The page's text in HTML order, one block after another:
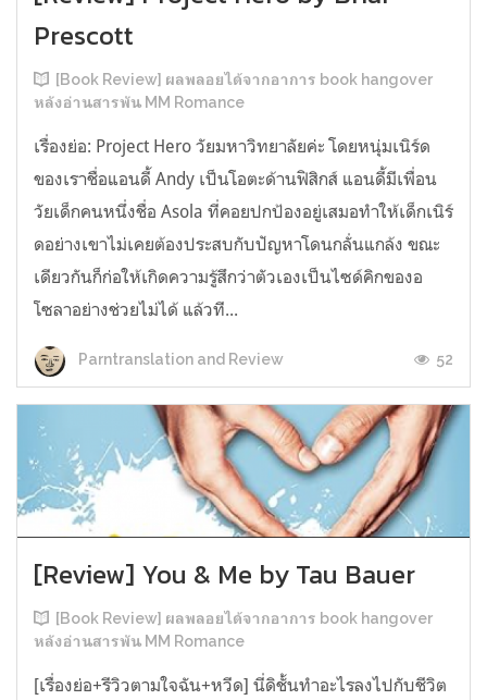
Prescott
[Book Review] ผลพลอยได้จากอาการ book hangover
หลังอ่านสารพัน MM Romance
เรื่องย่อ: Project Hero วัยมหาวิทยาลัยค่ะ โดยหนุ่มเนิร์ด
ของเราชื่อแอนดี้ Andy เป็นโอตะด้านฟิสิกส์ แอนดี้มีเพื่อน
วัยเด็กคนหนึ่งชื่อ Asola ที่คอยปกป้องอยู่เสมอทำให้เด็กเนิร์
ดอย่างเขาไม่เคยต้องประสบกับปัญหาโดนกลั่นแกล้ง ขณะ
เดียวกันก็ก่อให้เกิดความรู้สึกว่าตัวเองเป็นไซด์คิกของอ
โซลาอย่างช่วยไม่ได้ แล้วที...
Parntranslation and Review 52
[Review] You & Me by Tau Bauer
[Book Review] ผลพลอยได้จากอาการ book hangover
หลังอ่านสารพัน MM Romance
[เรื่องย่อ+รีวิวตามใจฉัน+หวีด] นี่ดิชั้นทำอะไรลงไปกับชีวิต